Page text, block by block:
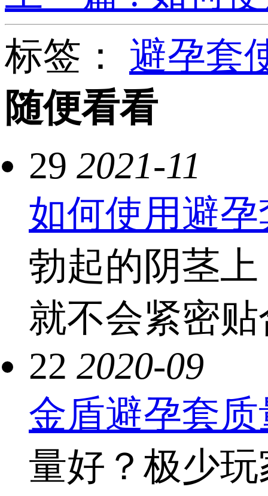
标签： 避孕套
随便看看
29 2021-11
如何使用避孕
勃起的阴茎
就不会紧密
22 2020-09
金盾避孕套
量好？极少